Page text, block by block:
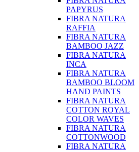
PAPYRUS
FIBRA NATURA
RAFFIA
FIBRA NATURA
BAMBOO JAZZ
FIBRA NATURA
INCA
FIBRA NATURA
BAMBOO BLOOM
HAND PAINTS
FIBRA NATURA
COTTON ROYAL
COLOR WAVES
FIBRA NATURA
COTTONWOOD
FIBRA NATURA